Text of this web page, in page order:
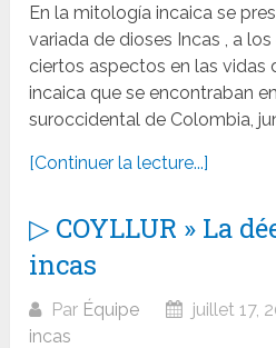
En la mitología incaica se
variada de dioses Incas , a
ciertos aspectos en las vidas
incaica que se encontraban
suroccidental de Colombia,
[Continuer la lecture...]
▷ COYLLUR » La
incas
Par Équipe juillet 17,
incas